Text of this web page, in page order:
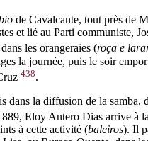
de Cavalcante, tout près de
et lié au Parti communiste,
les orangeraies (roça e
la journée, puis le soir
438.
dans la diffusion de la
Eloy Antero Dias arrive à
à cette activité (baleiros). Il